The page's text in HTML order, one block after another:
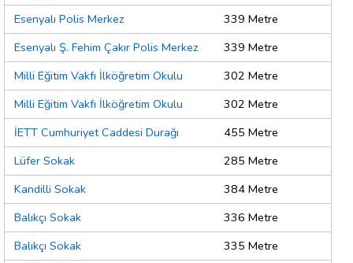
Esenyalı Polis Merkez
339 Metre
Esenyalı Ş. Fehim Çakır Polis Merkez
339 Metre
Milli Eğitim Vakfı İlköğretim Okulu
302 Metre
Milli Eğitim Vakfı İlköğretim Okulu
302 Metre
İETT Cumhuriyet Caddesi Durağı
455 Metre
Lüfer Sokak
285 Metre
Kandilli Sokak
384 Metre
Balıkçı Sokak
336 Metre
Balıkçı Sokak
335 Metre